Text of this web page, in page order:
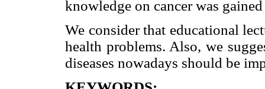
knowledge on cancer was
We consider that educational
health problems. Also, we
diseases nowadays should be